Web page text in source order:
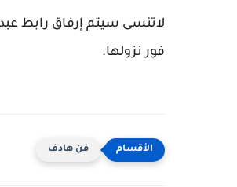
لاتنسى سيتم إرفاق رابط عبد
فور نزولها.
فن هادف